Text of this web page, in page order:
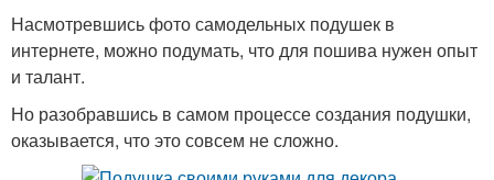
Подушки для сна Диванные подушки
Декоративная подушка Круглая подушка
Насмотревшись фото самодельных подушек в
интернете, можно подумать, что для пошива нужен опыт
и талант.
Но разобравшись в самом процессе создания подушки,
оказывается, что это совсем не сложно.